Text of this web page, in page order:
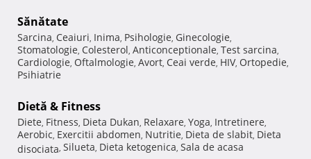
Sănătate
Sarcina, Ceaiuri, Inima, Psihologie, Ginecologie,
Stomatologie, Colesterol, Anticonceptionale, Test sarcina,
Cardiologie, Oftalmologie, Avort, Ceai verde, HIV, Ortopedie,
Psihiatrie
Dietă & Fitness
Diete, Fitness, Dieta Dukan, Relaxare, Yoga, Intretinere,
Aerobic, Exercitii abdomen, Nutritie, Dieta de slabit, Dieta
disociata, Silueta, Dieta ketogenica, Sala de acasa